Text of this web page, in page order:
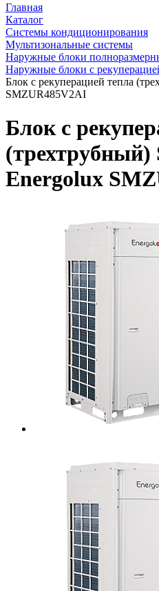
Главная
Каталог
Системы кондиционирования
Мультизональные системы
Наружные блоки
Наружные блоки с
Блок с рекуперацией тепла
SMZUR485V2AI
Блок с
Energolux